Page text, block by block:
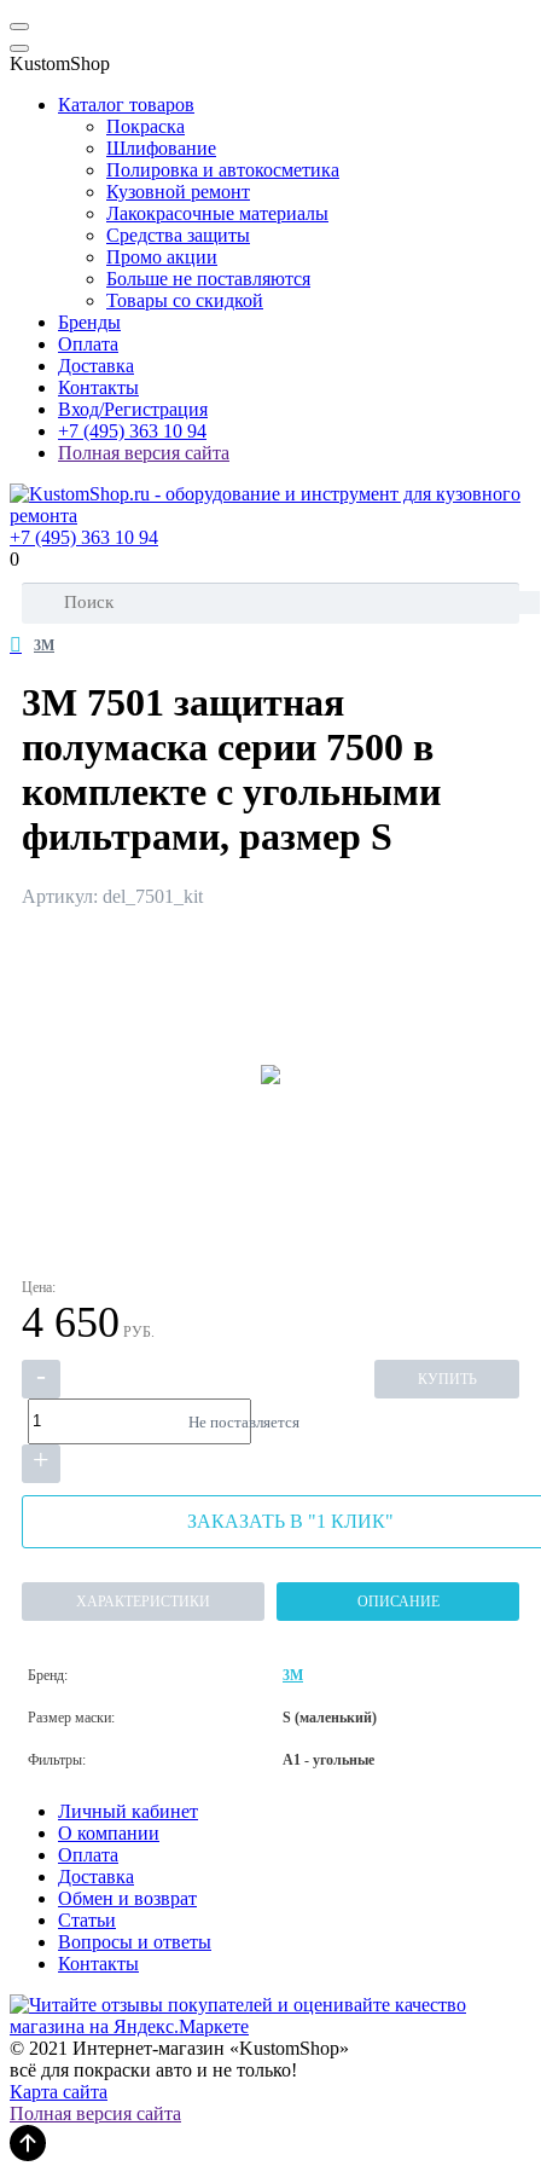
KustomShop
Каталог товаров
Покраска
Шлифование
Полировка и автокосметика
Кузовной ремонт
Лакокрасочные материалы
Средства защиты
Промо акции
Больше не поставляются
Товары со скидкой
Бренды
Оплата
Доставка
Контакты
Вход/Регистрация
+7 (495) 363 10 94
Полная версия сайта
+7 (495) 363 10 94
0
3M
3М 7501 защитная
полумаска серии 7500 в
комплекте с угольными
фильтрами, размер S
Артикул: del_7501_kit
Цена:
4 650 РУБ.
-
+
КУПИТЬ
Не поставляется
ЗАКАЗАТЬ В "1 КЛИК"
ХАРАКТЕРИСТИКИ ОПИСАНИЕ
Бренд: 3M
Размер маски: S (маленький)
Фильтры: A1 - угольные
Личный кабинет
О компании
Оплата
Доставка
Обмен и возврат
Статьи
Вопросы и ответы
Контакты
© 2021 Интернет-магазин «KustomShop»
всё для покраски авто и не только!
Карта сайта
Полная версия сайта